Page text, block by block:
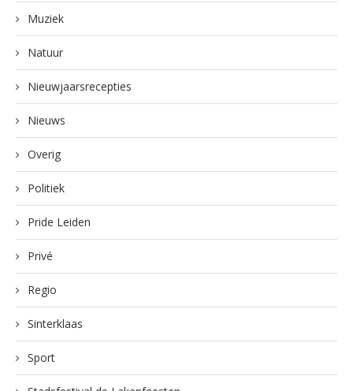
Muziek
Natuur
Nieuwjaarsrecepties
Nieuws
Overig
Politiek
Pride Leiden
Privé
Regio
Sinterklaas
Sport